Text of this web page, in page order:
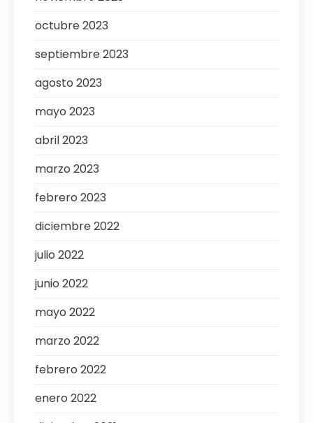
octubre 2023
septiembre 2023
agosto 2023
mayo 2023
abril 2023
marzo 2023
febrero 2023
diciembre 2022
julio 2022
junio 2022
mayo 2022
marzo 2022
febrero 2022
enero 2022